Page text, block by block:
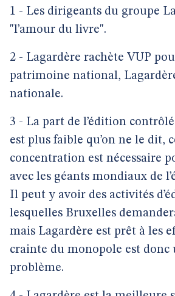
1 - Les dirigeants du groupe
"l’amour du livre".
2 - Lagardère rachète VUP
patrimoine national,
nationale.
3 - La part de l’édition
est plus faible qu’on ne le dit,
concentration est nécessaire
avec les géants mondiaux de
Il peut y avoir des activités
lesquelles Bruxelles
mais Lagardère est prêt à les
crainte du monopole est donc
problème.